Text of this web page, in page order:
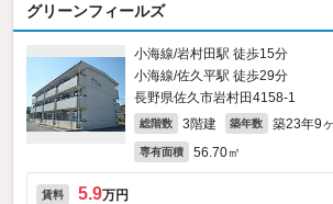
グリーンフィールズ
小海線/岩村田駅 徒歩15分
小海線/佐久平駅 徒歩29分
長野県佐久市岩村田4158‐1
総階数 3階建 築年数 築23年9
専有面積 56.70㎡
賃料 5.9万円